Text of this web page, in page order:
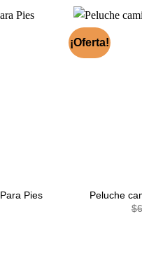
Pies
¡Oferta!
Peluche
$